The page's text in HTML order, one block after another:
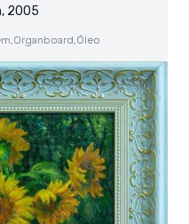
2005
Organboard,Óleo